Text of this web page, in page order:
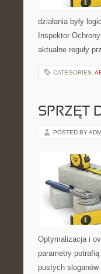
działania były
Inspektor
aktualne reguły
CATEGORIES:
SPRZĘT
POSTED BY
Optymalizacja i
parametry
pustych